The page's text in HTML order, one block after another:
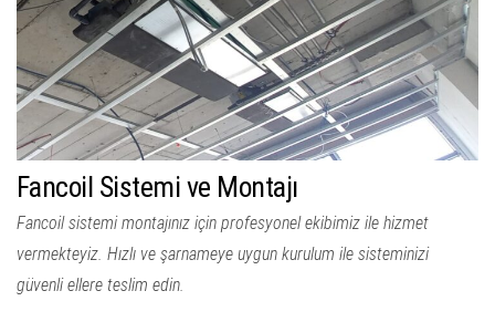
Fancoil Sistemi ve Montajı
Fancoil sistemi montajınız için profesyonel ekibimiz ile hizmet
vermekteyiz. Hızlı ve şarnameye uygun kurulum ile sisteminizi
güvenli ellere teslim edin.